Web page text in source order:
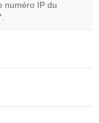
numéro IP du